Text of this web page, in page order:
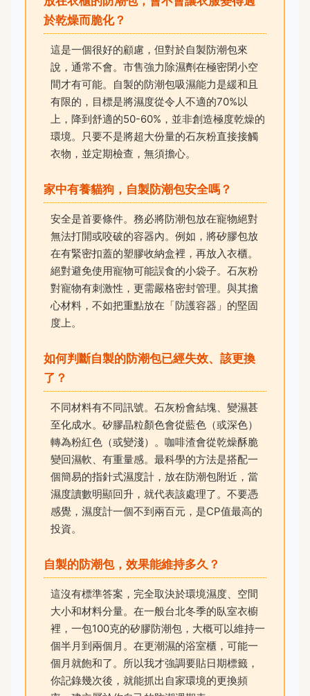
於乾燥而脆化？
這是一個很好的顧慮，但對於自製防潮包來
說，通常不會。市售強力除濕劑在極密閉小空
間才有可能。自製的防潮包吸濕能力是緩和且
有限的，目標是將濕度從令人不適的70%以
上，降到舒適的50-60%，並非創造極度乾燥的
環境。只要不是將超大份量的石灰粉直接接觸
衣物，並定期檢查，無須擔心。
家中有養貓狗，自製防潮包安全嗎？
安全是首要條件。務必將防潮包放在寵物絕對
無法打開或咬破的容器內。例如，將矽膠包放
在有緊密扣蓋的塑膠收納盒裡，再放入衣櫃。
絕對避免使用寵物可能誤食的小袋子。石灰粉
對寵物有刺激性，更需嚴格密封管理。與其擔
心材料，不如把重點放在「防護容器」的堅固
度上。
如何判斷自製的防潮包已經失效、該更換
了？
不同材料有不同訊號。石灰粉會結塊、變濕甚
至化成水。矽膠晶粒顏色會從藍色（或深色）
轉為粉紅色（或變淺）。咖啡渣會從乾燥酥脆
變回濕軟、有重量感。最科學的方法是搭配一
個簡易的指針式濕度計，放在防潮包附近，當
濕度讀數明顯回升，就代表該處理了。不要憑
感覺，濕度計一個不到兩百元，是CP值最高的
投資。
自製的防潮包，效果能維持多久？
這沒有標準答案，完全取決於環境濕度、空間
大小和材料分量。在一般台北冬季的臥室衣櫥
裡，一包100克的矽膠防潮包，大概可以維持一
個半月到兩個月。在更潮濕的浴室櫃，可能一
個月就飽和了。所以我才強調要貼日期標籤，
你記錄幾次後，就能抓出自家環境的更換頻